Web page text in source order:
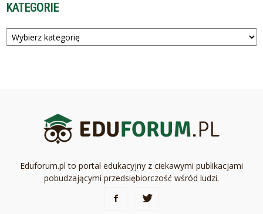
KATEGORIE
Kategorie
Eduforum.pl to portal edukacyjny z ciekawymi publikacjami
pobudzającymi przedsiębiorczość wśród ludzi.